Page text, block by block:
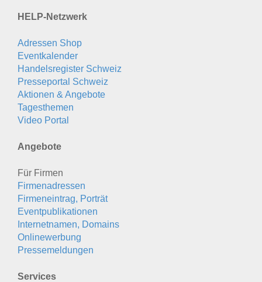
HELP-Netzwerk
Adressen Shop
Eventkalender
Handelsregister Schweiz
Presseportal Schweiz
Aktionen & Angebote
Tagesthemen
Video Portal
Angebote
Für Firmen
Firmenadressen
Firmeneintrag, Porträt
Eventpublikationen
Internetnamen, Domains
Onlinewerbung
Pressemeldungen
Services